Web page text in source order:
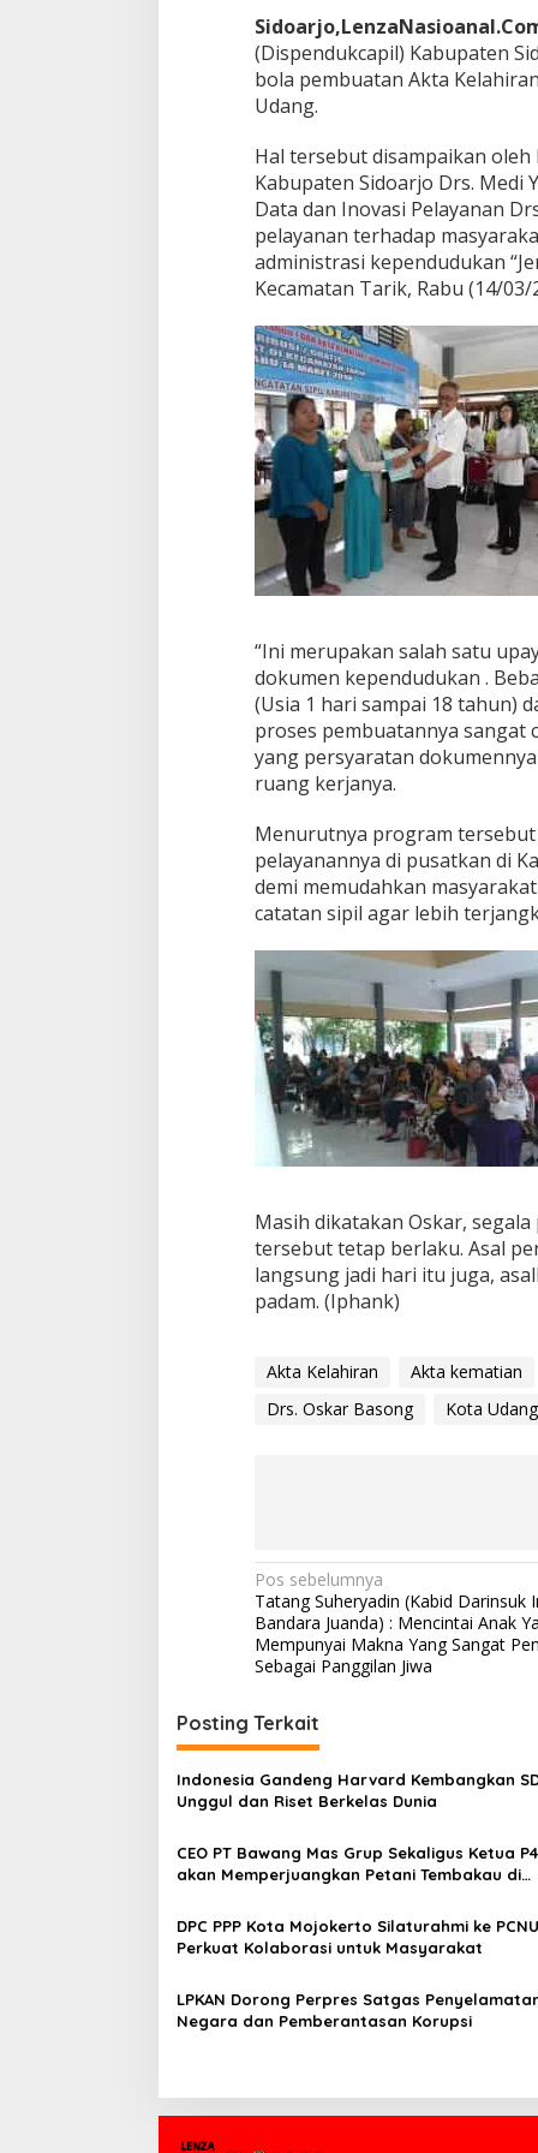
n
H
a
3
0
M
e
n
i
t
(Dispendukcapil) Kabupaten
bola pembuatan Akta
Udang.
Hal tersebut disampaikan oleh
Kabupaten Sidoarjo Drs. Medi
Data dan Inovasi Pelayanan
pelayanan terhadap
administrasi kependudukan
Kecamatan Tarik, Rabu (14/03/
“Ini merupakan salah satu
dokumen kependudukan .
(Usia 1 hari sampai 18 tahun)
proses pembuatannya sangat
yang persyaratan
ruang kerjanya.
Menurutnya program
pelayanannya di pusatkan di
demi memudahkan
catatan sipil agar lebih
Masih dikatakan Oskar,
tersebut tetap berlaku. Asal
langsung jadi hari itu juga,
padam. (Iphank)
Akta Kelahiran Akta kematian
Drs. Oskar Basong
Kota Udang
N
a
v
i
g
a
s
i
p
o
s
Pos sebelumnya
Tatang Suheryadin (Kabid Darinsuk
Bandara Juanda) : Mencintai Anak
Mempunyai Makna Yang Sangat
Sebagai Panggilan Jiwa
Posting Terkait
Indonesia Gandeng Harvard Kembangkan
Unggul dan Riset Berkelas Dunia
CEO PT Bawang Mas Grup Sekaligus Ketua
akan Memperjuangkan Petani Tembakau di
DPC PPP Kota Mojokerto Silaturahmi ke
Perkuat Kolaborasi untuk Masyarakat
LPKAN Dorong Perpres Satgas
Negara dan Pemberantasan Korupsi